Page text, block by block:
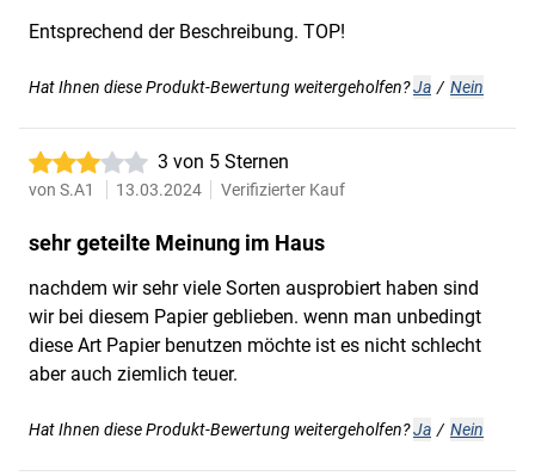
Entsprechend der Beschreibung. TOP!
Hat Ihnen diese Produkt-Bewertung weitergeholfen?Ja / Nein
3 von 5 Sternen
von S.A1 13.03.2024 Verifizierter Kauf
sehr geteilte Meinung im Haus
nachdem wir sehr viele Sorten ausprobiert haben sind
wir bei diesem Papier geblieben. wenn man unbedingt
diese Art Papier benutzen möchte ist es nicht schlecht
aber auch ziemlich teuer.
Hat Ihnen diese Produkt-Bewertung weitergeholfen?Ja / Nein